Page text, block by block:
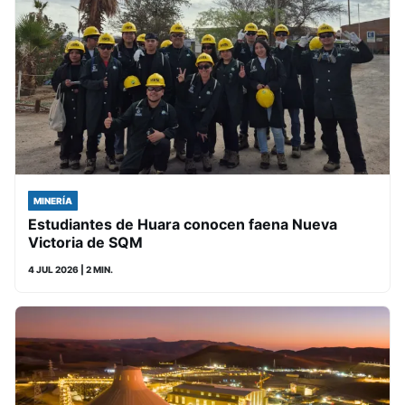
MINERÍA
Estudiantes de Huara conocen faena Nueva
Victoria de SQM
4 JUL 2026 | 2 MIN.